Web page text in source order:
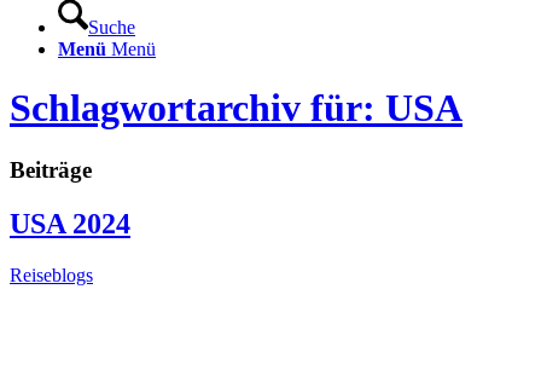
Suche
Menü Menü
Schlagwortarchiv für: USA
Beiträge
USA 2024
Reiseblogs